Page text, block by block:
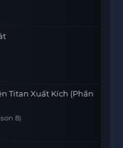
Titan Xuất Kích (Phần
8)